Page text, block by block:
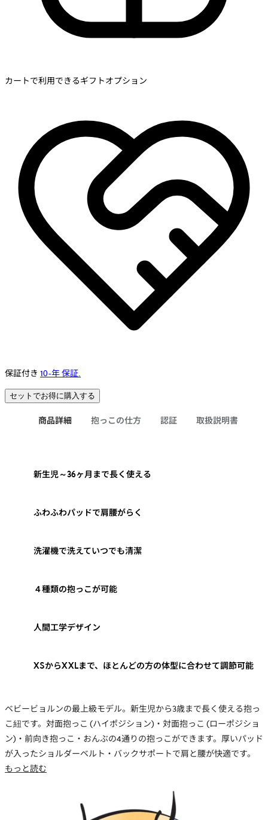
カートで利用できるギフトオプション
保証付き 10-年 保証.
セットでお得に購入する
商品詳細 抱っこの仕方 認証 取扱説明書
新生児～36ヶ月まで長く使える
ふわふわパッドで肩腰がらく
洗濯機で洗えていつでも清潔
４種類の抱っこが可能
人間工学デザイン
XSからXXLまで、ほとんどの方の体型に合わせて調節可能
ベビービョルンの最上級モデル。新生児から3歳まで長く使える抱っ
こ紐です。対面抱っこ (ハイポジション)・対面抱っこ (ローポジショ
ン)・前向き抱っこ・おんぶの4通りの抱っこができます。厚いパッド
が入ったショルダーベルト・バックサポートで肩と腰が快適です。
もっと読む